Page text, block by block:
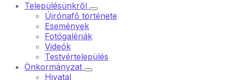
Településünkről
Újrónafő története
Események
Fotógalériák
Videók
Testvértelepülés
Önkormányzat
Hivatal